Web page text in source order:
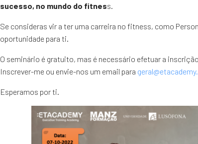
sucesso, no mundo do fitness.
Se consideras vir a ter uma carreira no fitness, como
oportunidade para ti.
O seminário é gratuito, mas é necessário efetuar a
Inscrever-me ou envie-nos um email para
Esperamos por ti.